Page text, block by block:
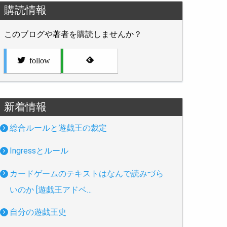
購読情報
このブログや著者を購読しませんか？
follow
新着情報
総合ルールと遊戯王の裁定
Ingressとルール
カードゲームのテキストはなんで読みづら
いのか [遊戯王アドベ…
自分の遊戯王史